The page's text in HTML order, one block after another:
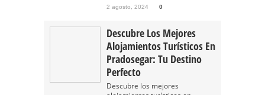
2 agosto, 2024 0
Descubre Los Mejores
Alojamientos Turísticos En
Pradosegar: Tu Destino
Perfecto
Descubre los mejores